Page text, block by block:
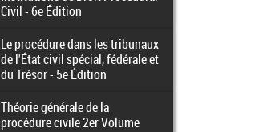
Civil - 6e Édition
Le procédure dans les tribunaux
de l'État civil spécial, fédérale et
du Trésor - 5e Édition
Théorie générale de la
procédure civile 2er Volume